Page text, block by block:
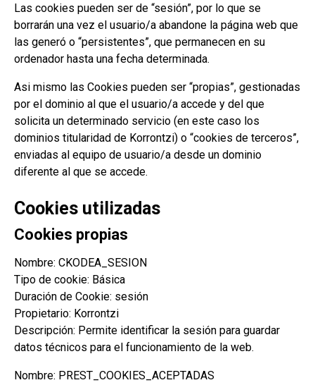
Las cookies pueden ser de “sesión”, por lo que se
borrarán una vez el usuario/a abandone la página web que
las generó o “persistentes”, que permanecen en su
ordenador hasta una fecha determinada.
Asi mismo las Cookies pueden ser “propias”, gestionadas
por el dominio al que el usuario/a accede y del que
solicita un determinado servicio (en este caso los
dominios titularidad de Korrontzi) o “cookies de terceros”,
enviadas al equipo de usuario/a desde un dominio
diferente al que se accede.
Cookies utilizadas
Cookies propias
Nombre: CKODEA_SESION
Tipo de cookie: Básica
Duración de Cookie: sesión
Propietario: Korrontzi
Descripción: Permite identificar la sesión para guardar
datos técnicos para el funcionamiento de la web.
Nombre: PREST_COOKIES_ACEPTADAS